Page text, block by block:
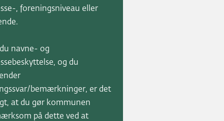
, foreningsniveau eller
navne- og
og du
bemærkninger, er det
at du gør kommunen
på dette ved at